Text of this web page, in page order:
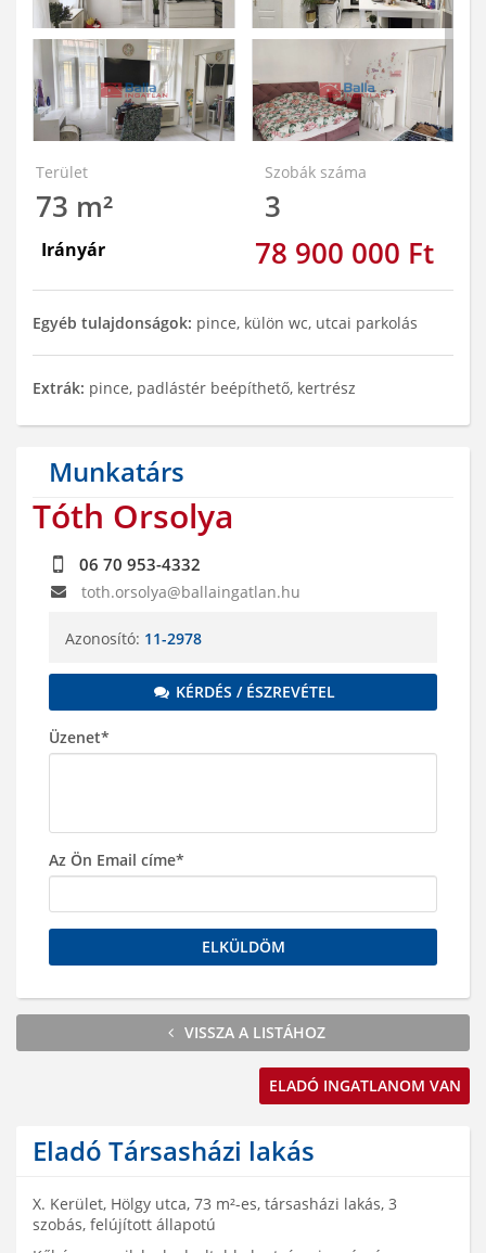
Terület
73 m²
Szobák száma
3
Irányár 78 900 000 Ft
Egyéb tulajdonságok: pince, külön wc, utcai parkolás
Extrák: pince, padlástér beépíthető, kertrész
Munkatárs
Tóth Orsolya
06 70 953-4332
toth.orsolya@ballaingatlan.hu
Azonosító: 11-2978
KÉRDÉS / ÉSZREVÉTEL
Üzenet*
Az Ön Email címe*
ELKÜLDÖM
VISSZA A LISTÁHOZ
ELADÓ INGATLANOM VAN
Eladó Társasházi lakás
X. Kerület, Hölgy utca, 73 m²-es, társasházi lakás, 3
szobás, felújított állapotú